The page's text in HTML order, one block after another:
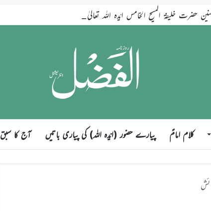
خلیفۃ المسیح الخامس ایّدہ اللہ تعالیٰ بنصرہ العزیز فرمودہ 17؍جولائی 2026ء
کلام امامؑ پیارے حضور (ایّدہ اللہ) کی پیاری باتیں آج کا سبق